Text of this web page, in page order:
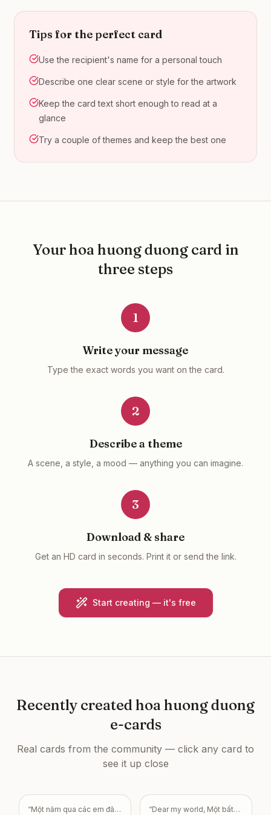
Tips for the perfect card
Use the recipient's name for a personal touch
Describe one clear scene or style for the artwork
Keep the card text short enough to read at a
glance
Try a couple of themes and keep the best one
Yourhoa huong duongcard in
three steps
1
Write your message
Type the exact words you want on the card.
2
Describe a theme
A scene, a style, a mood — anything you can imagine.
3
Download & share
Get an HD card in seconds. Print it or send the link.
Start creating — it's free
Recently createdhoa huong duong
e-cards
Real cards from the community — click any card to
see it up close
“Một năm qua các em đã
“Dear my world, Một bất